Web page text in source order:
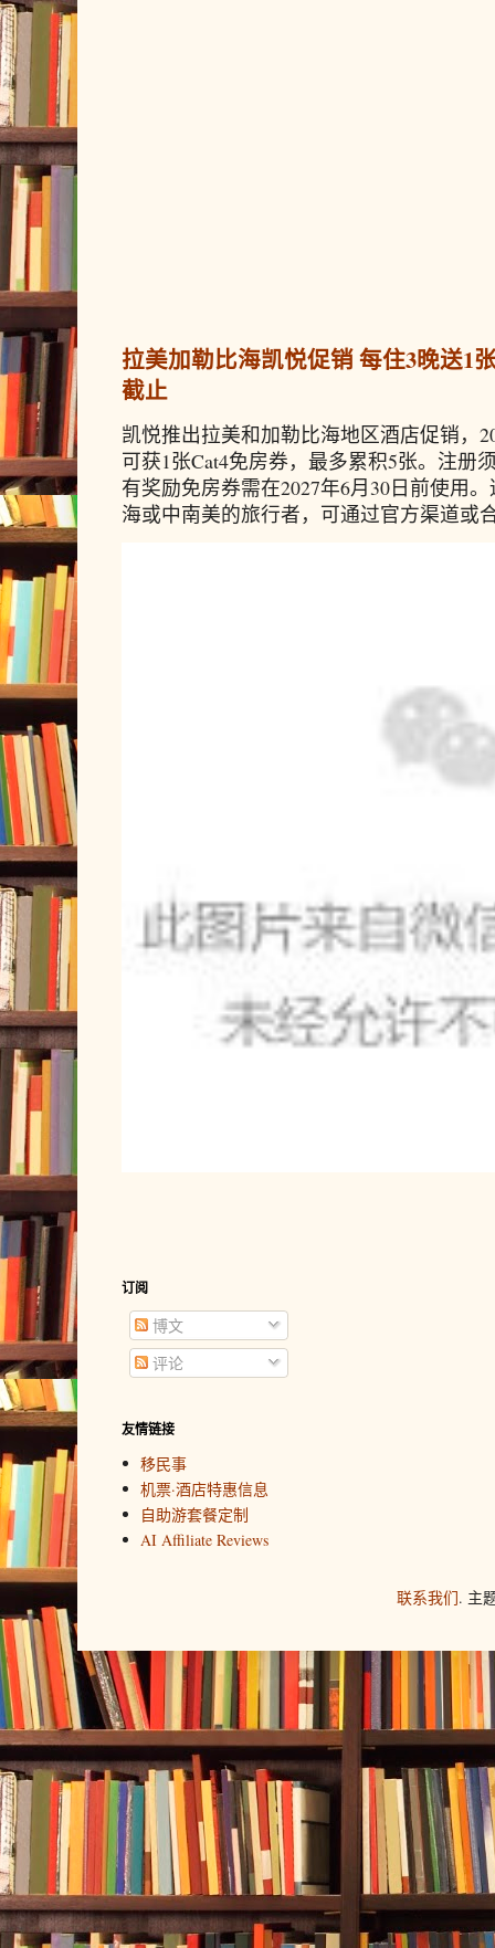
拉美加勒比海凯悦促销 每住3晚送1
截止
凯悦推出拉美和加勒比海地区酒店促销，
可获1张Cat4免房券，最多累积5张。注册
有奖励免房券需在2027年6月30日前使用
海或中南美的旅行者，可通过官方渠道或
订阅
博文
评论
友情链接
移民事
机票·酒店特惠信息
自助游套餐定制
AI Affiliate Reviews
联系我们. 主